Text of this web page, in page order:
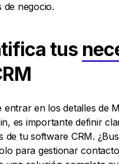
de negocio.
tus
entrar en los detalles de
es importante definir
de tu software CRM.
para gestionar